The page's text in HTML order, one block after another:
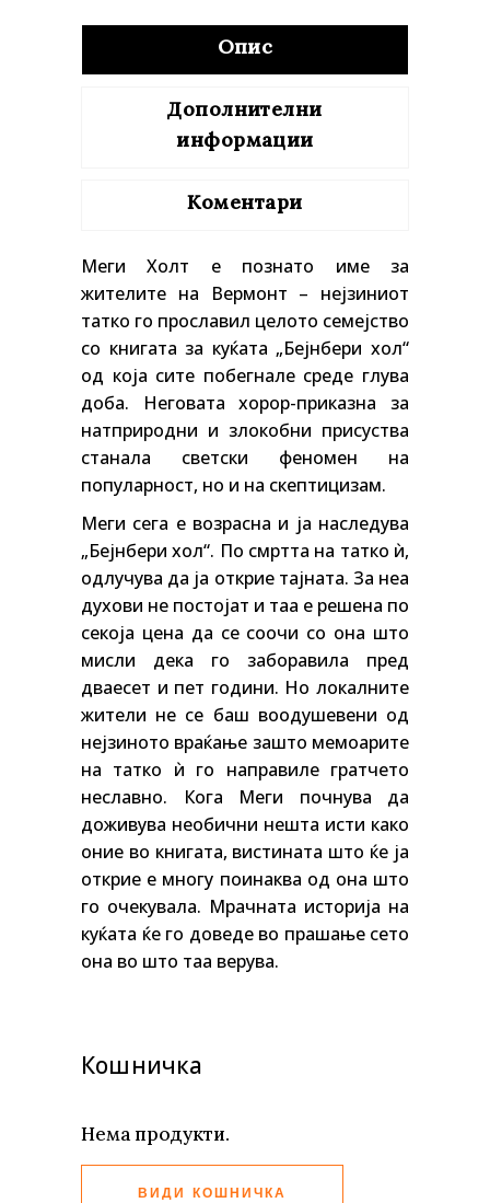
Опис
Дополнителни
информации
Коментари
Меги Холт е познато име за
жителите на Вермонт – нејзиниот
татко го прославил целото семејство
со книгата за куќата „Бејнбери хол“
од која сите побегнале среде глува
доба. Неговата хорор-приказна за
натприродни и злокобни присуства
станала светски феномен на
популарност, но и на скептицизам.
Меги сега е возрасна и ја наследува
„Бејнбери хол“. По смртта на татко ѝ,
одлучува да ја открие тајната. За неа
духови не постојат и таа е решена по
секоја цена да се соочи со она што
мисли дека го заборавила пред
дваесет и пет години. Но локалните
жители не се баш воодушевени од
нејзиното враќање зашто мемоарите
на татко ѝ го направиле гратчето
неславно.
Кога Меги почнува да
доживува необични нешта исти како
оние во книгата, вистината што ќе ја
открие е многу поинаква од она што
го очекувала. Мрачната историја на
куќата ќе го доведе во прашање сето
она во што таа верува.
Кошничка
Нема продукти.
ВИДИ КОШНИЧКА